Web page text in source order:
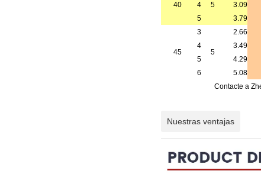
40
5
4
3.09
5
3.79
45
3
5
2.66
4
3.49
5
4.29
6
5.08
Contacte a
Nuestras ventajas